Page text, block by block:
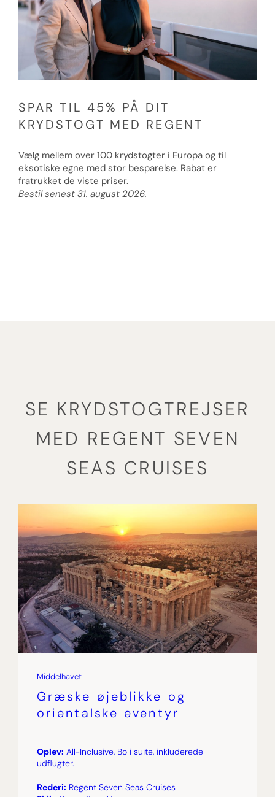
SPAR TIL 45% PÅ DIT
KRYDSTOGT MED REGENT
Vælg mellem over 100 krydstogter i Europa og til
eksotiske egne med stor besparelse. Rabat er
fratrukket de viste priser.
Bestil senest 31. august 2026.
SE KRYDSTOGTREJSER
MED REGENT SEVEN
SEAS CRUISES
Middelhavet
Græske øjeblikke og
orientalske eventyr
Oplev: All-Inclusive, Bo i suite, inkluderede
udflugter.
Rederi: Regent Seven Seas Cruises